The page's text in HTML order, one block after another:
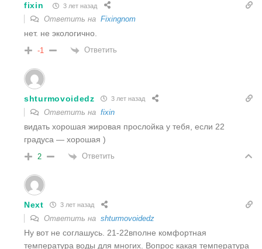
fixin 3 лет назад
Ответить на Fixingnom
нет. не экологично.
-1 Ответить
shturmovoidedz 3 лет назад
Ответить на fixin
видать хорошая жировая прослойка у тебя, если 22
градуса — хорошая )
2 Ответить
Next 3 лет назад
Ответить на shturmovoidedz
Ну вот не соглашусь. 21-22вполне комфортная
температура воды для многих. Вопрос какая температура